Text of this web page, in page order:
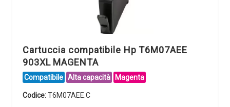
Cartuccia compatibile Hp T6M07AEE
903XL MAGENTA
Compatibile Alta capacità Magenta
Codice:T6M07AEE.C